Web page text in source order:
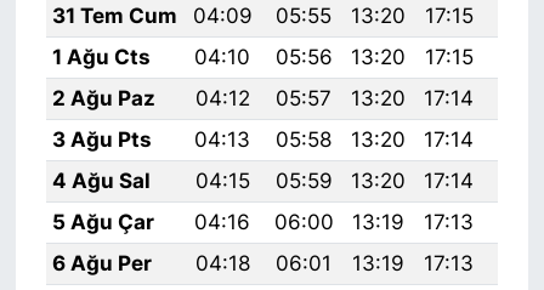
31 Tem Cum
04:09 05:55 13:20 17:15
1 Ağu Cts
04:10 05:56 13:20 17:15
2 Ağu Paz
04:12 05:57 13:20 17:14
3 Ağu Pts
04:13 05:58 13:20 17:14
4 Ağu Sal
04:15 05:59 13:20 17:14
5 Ağu Çar
04:16 06:00 13:19 17:13
6 Ağu Per
04:18 06:01 13:19 17:13